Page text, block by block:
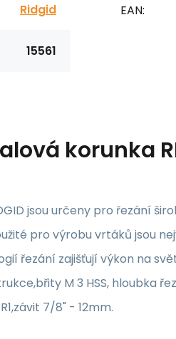
Ridgid
15561
EAN:
korunka
jsou určeny pro řezání
pro výrobu vrtáků jsou
řezání zajišťují výkon na
M 3 HSS, hloubka
7/8" - 12mm.